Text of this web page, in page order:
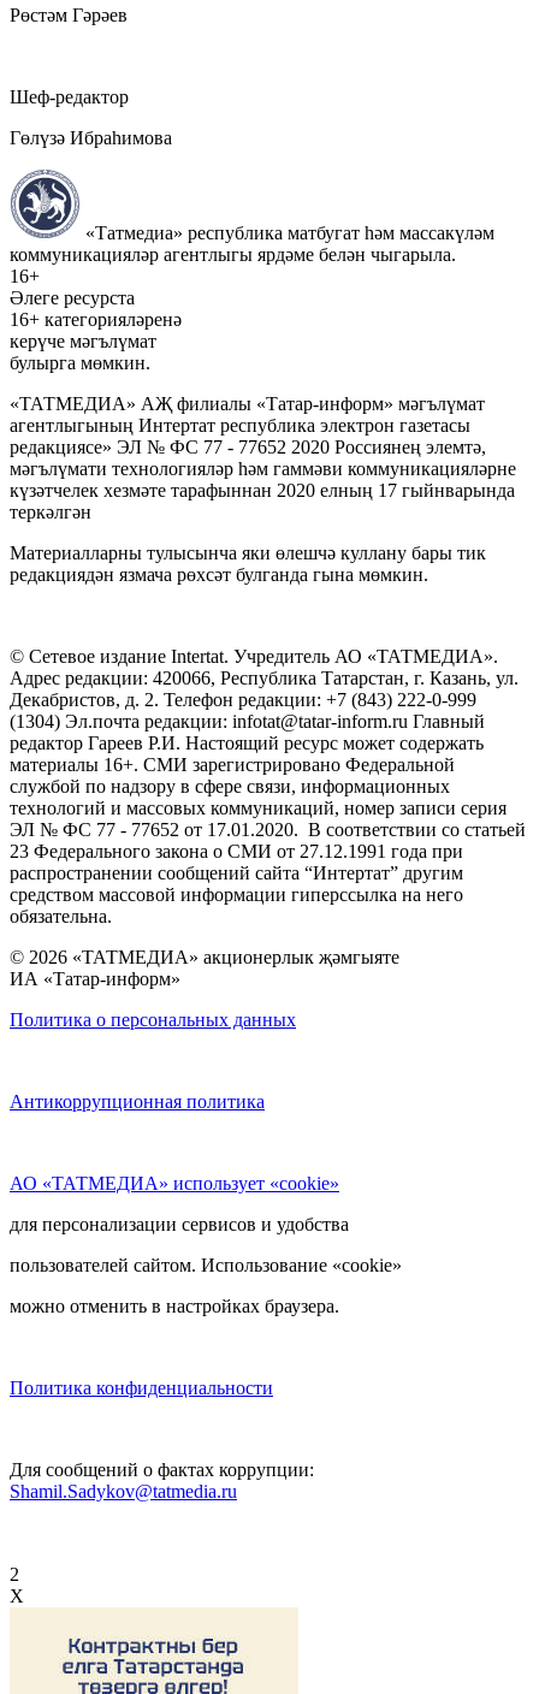
Рөстәм Гәрәев
Шеф-редактор
Гөлүзә Ибраһимова
«Татмедиа» республика матбугат һәм массакүләм
коммуникацияләр агентлыгы ярдәме белән чыгарыла.
16+
Әлеге ресурста
16+ категорияләренә
керүче мәгълүмат
булырга мөмкин.
«ТАТМЕДИА» АҖ филиалы «Татар-информ» мәгълүмат
агентлыгының Интертат республика электрон газетасы
редакциясе» ЭЛ № ФС 77 - 77652 2020 Россиянең элемтә,
мәгълүмати технологияләр һәм гаммәви коммуникацияләрне
күзәтчелек хезмәте тарафыннан 2020 елның 17 гыйнварында
теркәлгән
Материалларны тулысынча яки өлешчә куллану бары тик
редакциядән язмача рөхсәт булганда гына мөмкин.
© Сетевое издание Intertat. Учредитель АО «ТАТМЕДИА».
Адрес редакции: 420066, Республика Татарстан, г. Казань, ул.
Декабристов, д. 2. Телефон редакции: +7 (843) 222-0-999
(1304) Эл.почта редакции: infotat@tatar-inform.ru Главный
редактор Гареев Р.И. Настоящий ресурс может содержать
материалы 16+. СМИ зарегистрировано Федеральной
службой по надзору в сфере связи, информационных
технологий и массовых коммуникаций, номер записи серия
ЭЛ № ФС 77 - 77652 от 17.01.2020. В соответствии со статьей
23 Федерального закона о СМИ от 27.12.1991 года при
распространении сообщений сайта “Интертат” другим
средством массовой информации гиперссылка на него
обязательна.
© 2026 «ТАТМЕДИА» акционерлык җәмгыяте
ИА «Татар-информ»
Политика о персональных данных
Антикоррупционная политика
АО «ТАТМЕДИА» использует «cookie»
для персонализации сервисов и удобства
пользователей сайтом. Использование «cookie»
можно отменить в настройках браузера.
Политика конфиденциальности
Для сообщений о фактах коррупции:
Shamil.Sadykov@tatmedia.ru
2
X